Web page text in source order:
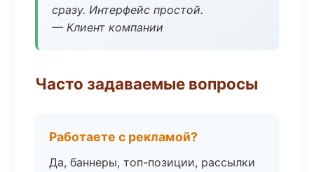
сразу. Интерфейс простой.
— Клиент компании
Часто задаваемые вопросы
Работаете с рекламой?
Да, баннеры, топ-позиции, рассылки